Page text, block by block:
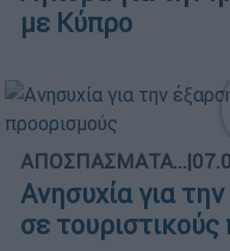
με Κύπρο
ΑΠΟΣΠΑΣΜΑΤΑ...|
Ανησυχία για
σε